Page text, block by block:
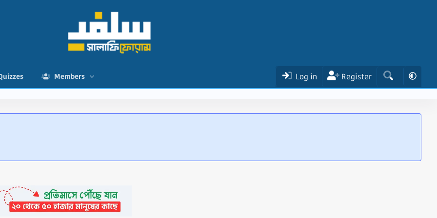
Members Log in Register